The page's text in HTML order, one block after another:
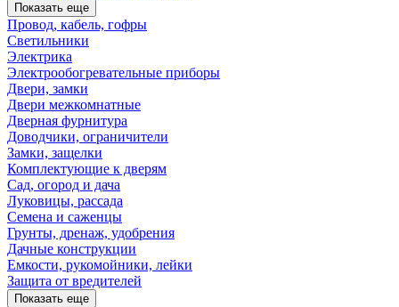
Показать еще
Провод, кабель, гофры
Светильники
Электрика
Электрообогревательные приборы
Двери, замки
Двери межкомнатные
Дверная фурнитура
Доводчики, ограничители
Замки, защелки
Комплектующие к дверям
Сад, огород и дача
Луковицы, рассада
Семена и саженцы
Грунты, дренаж, удобрения
Дачные конструкции
Емкости, рукомойники, лейки
Защита от вредителей
Показать еще